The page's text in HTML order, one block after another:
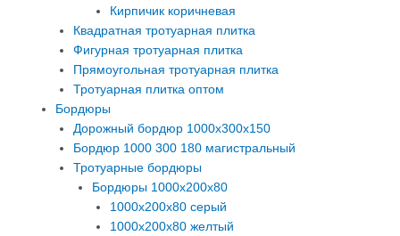
Кирпичик коричневая
Квадратная тротуарная плитка
Фигурная тротуарная плитка
Прямоугольная тротуарная плитка
Тротуарная плитка оптом
Бордюры
Дорожный бордюр 1000х300х150
Бордюр 1000 300 180 магистральный
Тротуарные бордюры
Бордюры 1000х200х80
1000х200х80 серый
1000х200х80 желтый